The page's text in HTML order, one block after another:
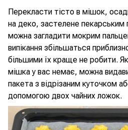
Перекласти тісто в мішок,
на деко, застелене
можна загладити мокрим
випікання збільшаться
більшими їх краще не робити.
мішка у вас немає, можна
пакета з відрізаним куточком
допомогою двох чайних ложок.